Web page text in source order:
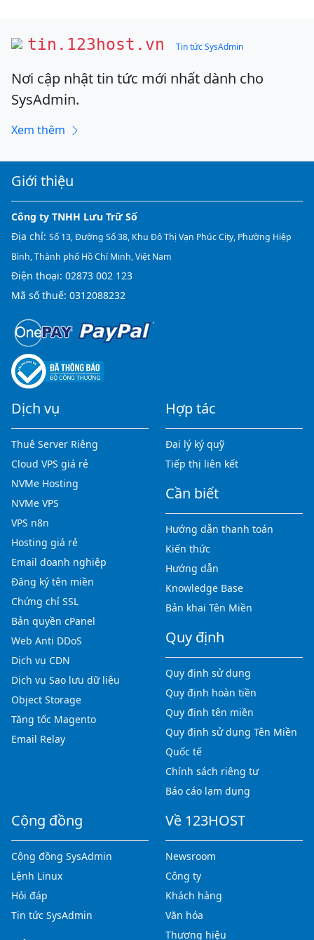
tin.123host.vn Tin tức SysAdmin
Nơi cập nhật tin tức mới nhất dành cho
SysAdmin.
Xem thêm
Giới thiệu
Công ty TNHH Lưu Trữ Số
Địa chỉ: Số 13, Đường Số 38, Khu Đô Thị Vạn Phúc City, Phường Hiệp
Bình, Thành phố Hồ Chí Minh, Việt Nam
Điện thoại: 02873 002 123
Mã số thuế: 0312088232
Dịch vụ
Thuê Server Riêng
Cloud VPS giá rẻ
NVMe Hosting
NVMe VPS
VPS n8n
Hosting giá rẻ
Email doanh nghiệp
Đăng ký tên miền
Chứng chỉ SSL
Bản quyền cPanel
Web Anti DDoS
Dịch vụ CDN
Dịch vụ Sao lưu dữ liệu
Object Storage
Tăng tốc Magento
Email Relay
Hợp tác
Đại lý ký quỹ
Tiếp thị liên kết
Cần biết
Hướng dẫn thanh toán
Kiến thức
Hướng dẫn
Knowledge Base
Bản khai Tên Miền
Quy định
Quy định sử dụng
Quy định hoàn tiền
Quy định tên miền
Quy định sử dụng Tên Miền
Quốc tế
Chính sách riêng tư
Báo cáo lạm dụng
Cộng đồng
Cộng đồng SysAdmin
Lệnh Linux
Hỏi đáp
Tin tức SysAdmin
Về 123HOST
Newsroom
Công ty
Khách hàng
Văn hóa
Thương hiệu